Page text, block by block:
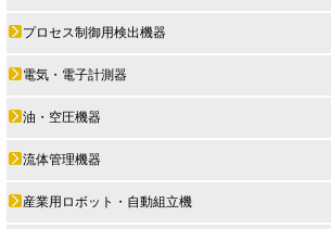
プロセス制御用検出機器
電気・電子計測器
油・空圧機器
流体管理機器
産業用ロボット・自動組立機